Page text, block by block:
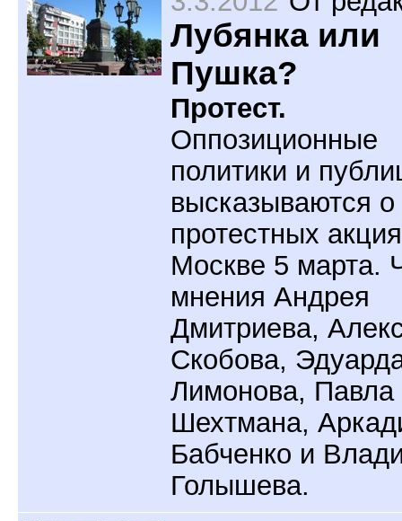
Лубянка или
Пушка?
Протест.
Оппозиционные
политики и
высказываются о
протестных
Москве 5 марта.
мнения Андрея
Дмитриева,
Скобова,
Лимонова, Павла
Шехтмана,
Бабченко и
Голышева.